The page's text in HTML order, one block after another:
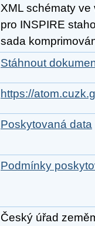
XML schématy
pro INSPIRE
sada
Stáhnout
https://
Poskytovaná data
Podmínky
Český úřad